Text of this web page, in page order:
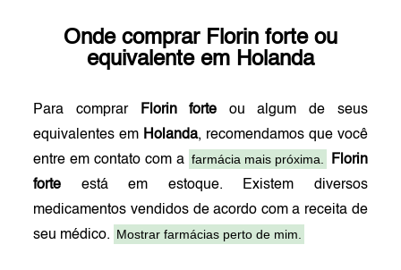
Onde comprar Florin forteou
equivalente em Holanda
Para comprar Florin forte ou algum de seus
equivalentes em Holanda, recomendamos que você
entre em contato com a farmácia mais próxima.
Florin
forte está em estoque. Existem diversos
medicamentos vendidos de acordo com a receita de
seu médico. Mostrar farmácias perto de mim.